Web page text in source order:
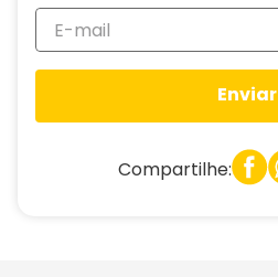
Enviar
Compartilhe: